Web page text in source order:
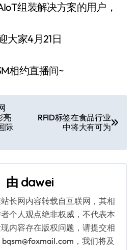
组装解决方案的用户，
大家4月21日
相约直播间~
亮
际
RFID标签在食品行业
中将大有可为
由 dawei
站长网内容转载自互联网，其相
个人观点绝非权威，不代表本
内容存在版权问题，请提交相
，我们将及